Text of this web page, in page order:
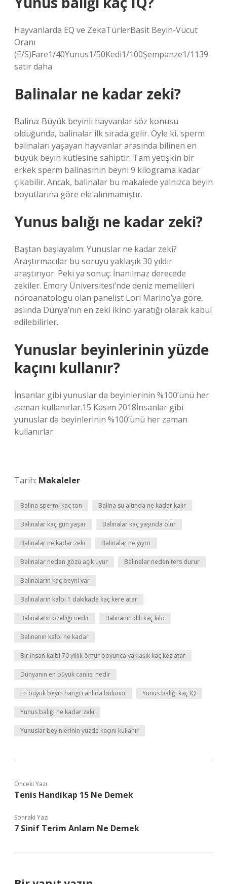
Hayvanlarda EQ ve ZekaTürlerBasit Beyin-Vücut
Oranı
(E/S)Fare1/40Yunus1/50Kedi1/100Şempanze1/1139
satır daha
Balinalar ne kadar zeki?
Balina: Büyük beyinli hayvanlar söz konusu
olduğunda, balinalar ilk sırada gelir. Öyle ki, sperm
balinaları yaşayan hayvanlar arasında bilinen en
büyük beyin kütlesine sahiptir. Tam yetişkin bir
erkek sperm balinasının beyni 9 kilograma kadar
çıkabilir. Ancak, balinalar bu makalede yalnızca beyin
boyutlarına göre ele alınmamıştır.
Yunus balığı ne kadar zeki?
Baştan başlayalım: Yunuslar ne kadar zeki?
Araştırmacılar bu soruyu yaklaşık 30 yıldır
araştırıyor. Peki ya sonuç: İnanılmaz derecede
zekiler. Emory Üniversitesi’nde deniz memelileri
nöroanatologu olan panelist Lori Marino’ya göre,
aslında Dünya’nın en zeki ikinci yaratığı olarak kabul
edilebilirler.
Yunuslar beyinlerinin yüzde
kaçını kullanır?
İnsanlar gibi yunuslar da beyinlerinin %100’ünü her
zaman kullanırlar.15 Kasım 2018İnsanlar gibi
yunuslar da beyinlerinin %100’ünü her zaman
kullanırlar.
Tarih: Makaleler
Balina spermi kaç ton Balina su altında ne kadar kalır
Balinalar kaç gün yaşar Balinalar kaç yaşında ölür
Balinalar ne kadar zeki Balinalar ne yiyor
Balinalar neden gözü açık uyur Balinalar neden ters durur
Balinaların kaç beyni var
Balinaların kalbi 1 dakikada kaç kere atar
Balinaların özelliği nedir Balinanın dili kaç kilo
Balinanın kalbi ne kadar
Bir insan kalbi 70 yıllık ömür boyunca yaklaşık kaç kez atar
Dünyanın en büyük canlısı nedir
En büyük beyin hangi canlıda bulunur Yunus balığı kaç IQ
Yunus balığı ne kadar zeki
Yunuslar beyinlerinin yüzde kaçını kullanır
Önceki Yazı
Tenis Handikap 15 Ne Demek
Sonraki Yazı
7 Sinif Terim Anlam Ne Demek